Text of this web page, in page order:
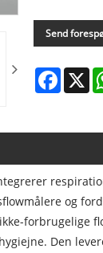
Send
X
og
forbrugelige
Den